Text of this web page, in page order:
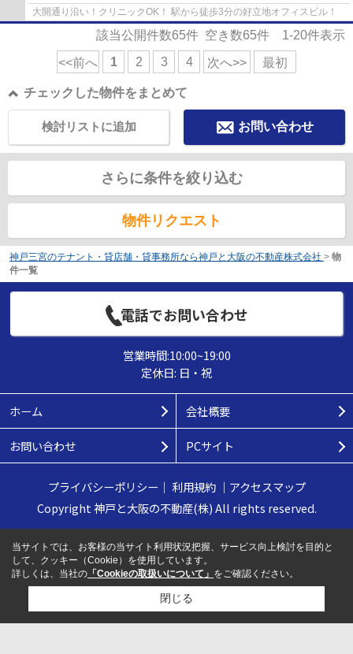
大開通り沿い！クリニックOK！ 駅から徒歩3分の好立地オフィスビル！
該当公開件数65件 空き数65件 1-20件表示
<<前へ 1 2 3 4 次へ>> 最初
チェックした物件をまとめて
お問い合わせ
検討リストに追加
さらに条件を絞り込む
物件リクエスト
神戸三宮のテナント・貸店舗・貸事務所なら神戸と大阪の不動産株式会社 > 物
件一覧
電話でお問い合わせ
営業時間:10:00~19:00
定休日: 日・祝
ホーム 会社概要
お問い合わせ PCサイト
プライバシーポリシー ｜ 利用規約｜ アクセスマップ
Copyright 神戸と大阪の不動産(株) All rights reserved.
当サイトでは、お客様の当サイト利用状況把握、サービス向上検討を目的と
して、クッキー（Cookie）を使用しています。
詳しくは、当社の 「Cookieの取扱いについて」 をご確認ください。
閉じる